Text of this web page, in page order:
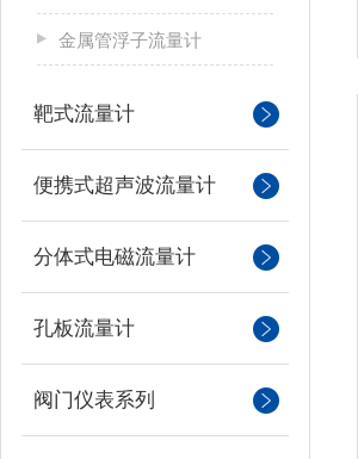
金属管浮子流量计
靶式流量计
便携式超声波流量计
分体式电磁流量计
孔板流量计
阀门仪表系列